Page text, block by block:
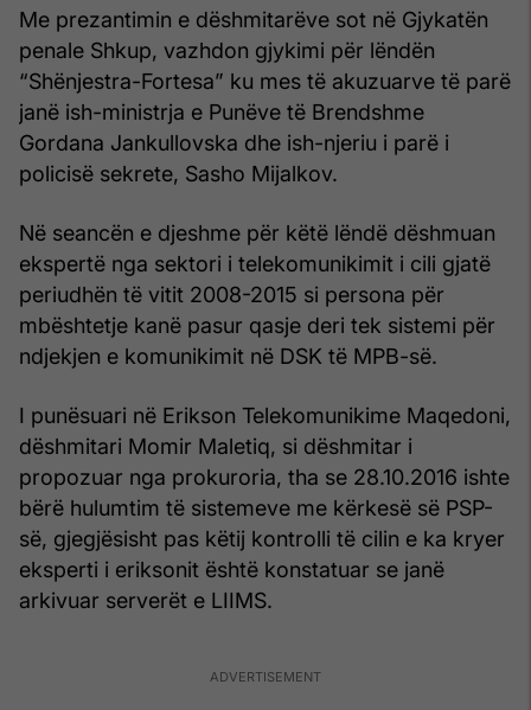
Me prezantimin e dëshmitarëve sot në Gjykatën
penale Shkup, vazhdon gjykimi për lëndën
“Shënjestra-Fortesa” ku mes të akuzuarve të parë
janë ish-ministrja e Punëve të Brendshme
Gordana Jankullovska dhe ish-njeriu i parë i
policisë sekrete, Sasho Mijalkov.
Në seancën e djeshme për këtë lëndë dëshmuan
ekspertë nga sektori i telekomunikimit i cili gjatë
periudhën të vitit 2008-2015 si persona për
mbështetje kanë pasur qasje deri tek sistemi për
ndjekjen e komunikimit në DSK të MPB-së.
I punësuari në Erikson Telekomunikime Maqedoni,
dëshmitari Momir Maletiq, si dëshmitar i
propozuar nga prokuroria, tha se 28.10.2016 ishte
bërë hulumtim të sistemeve me kërkesë së PSP-
së, gjegjësisht pas këtij kontrolli të cilin e ka kryer
eksperti i eriksonit është konstatuar se janë
arkivuar serverët e LIIMS.